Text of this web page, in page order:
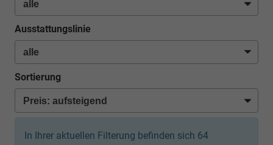
Ausstattungslinie
Sortierung
In Ihrer aktuellen Filterung befinden sich 64